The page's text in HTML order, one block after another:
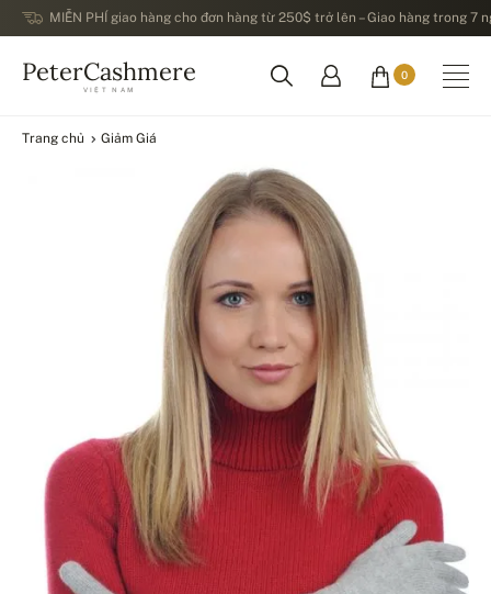
MIỄN PHÍ giao hàng cho đơn hàng từ 250$ trở lên – Giao hàng trong 7
PeterCashmere
VIỆT NAM
0
Trang chủ Giảm Giá